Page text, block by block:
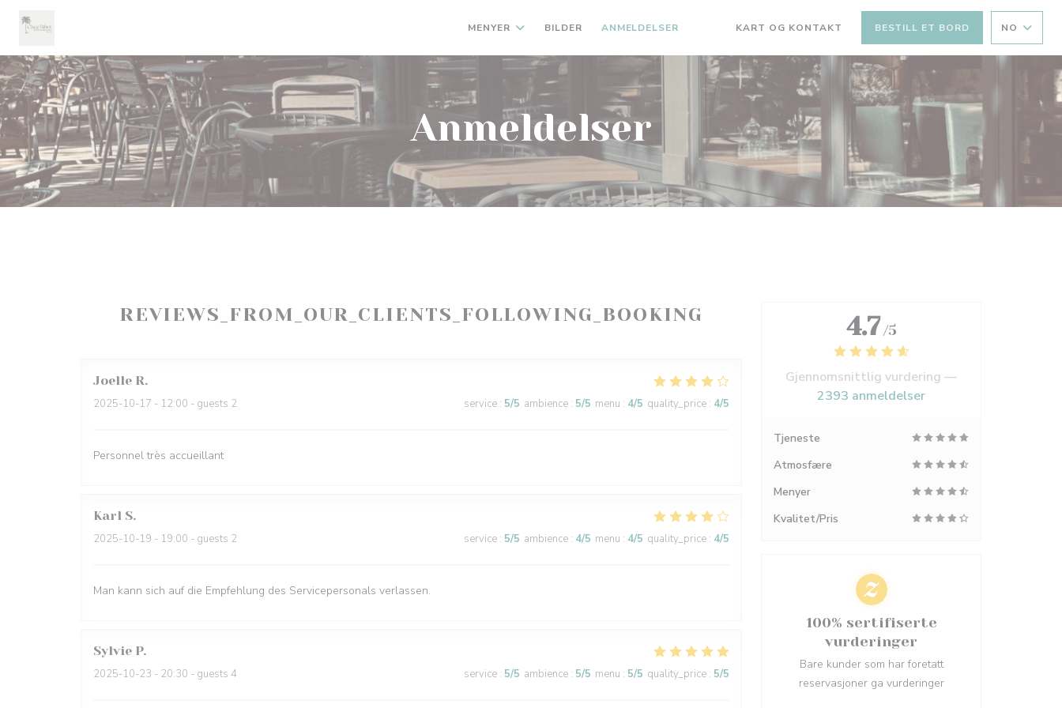
MENYER BILDER ANMELDELSER KART OG KONTAKT BESTILL ET BORD NO
Anmeldelser
REVIEWS_FROM_OUR_CLIENTS_FOLLOWING_BOOKING
Joelle R
2025-10-17 - 12:00 - guests 2 service : 5/5 ambience : 5/5 menu : 4/5 quality_price : 4/5
Personnel très accueillant
Karl S
2025-10-19 - 19:00 - guests 2 service : 5/5 ambience : 4/5 menu : 4/5 quality_price : 4/5
Man kann sich auf die Empfehlung des Servicepersonals verlassen.
Sylvie P
2025-10-23 - 20:30 - guests 4 service : 5/5 ambience : 5/5 menu : 5/5 quality_price : 5/5
4.7 /5
Gjennomsnittlig vurdering —
2393 anmeldelser
Tjeneste
Atmosfære
Menyer
Kvalitet/Pris
100% sertifiserte
vurderinger
Bare kunder som har foretatt
reservasjoner ga vurderinger